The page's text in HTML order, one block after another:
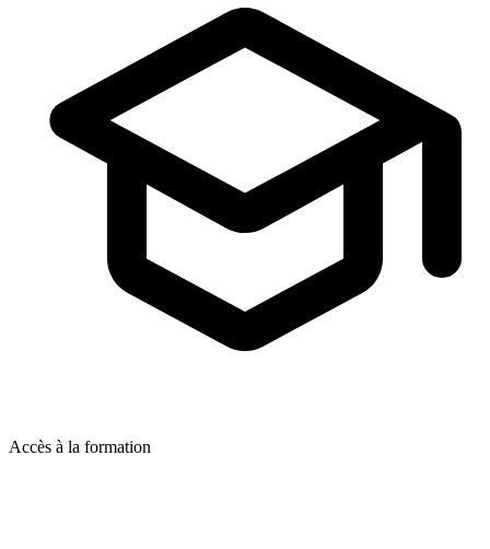
Accès à la formation